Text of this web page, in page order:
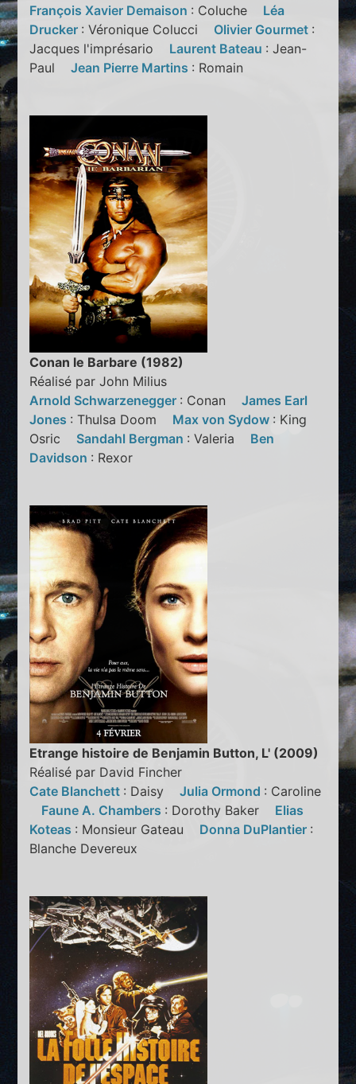
François Xavier Demaison : Coluche Léa
Drucker : Véronique Colucci Olivier Gourmet :
Jacques l'imprésario Laurent Bateau : Jean-
PaulJean Pierre Martins : Romain
Conan le Barbare (1982)
Réalisé par John Milius
Arnold Schwarzenegger : ConanJames Earl
Jones : Thulsa Doom Max von Sydow : King
Osric Sandahl Bergman : Valeria Ben
Davidson : Rexor
Etrange histoire de Benjamin Button, L' (2009)
Réalisé par David Fincher
Cate Blanchett : DaisyJulia Ormond : Caroline
Faune A. Chambers : Dorothy Baker Elias
Koteas : Monsieur Gateau Donna DuPlantier :
Blanche Devereux